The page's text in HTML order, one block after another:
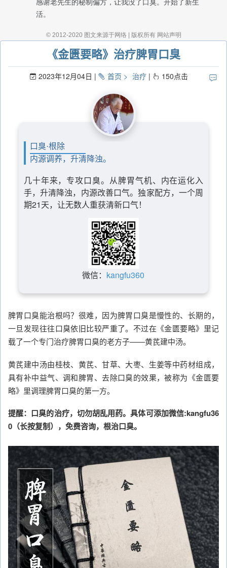
《金匮要略》治疗脾胃口臭
2023年12月04日 首页 治疗 150点击
口臭·根除
内源调养，升清降浊。
几十年来，专攻口臭。从脾胃气机、内在运化入
手，升清降浊，内源改善口气。独家配方，一个周
期21天，让无数人重获清新口气！
微信： kangfu360
脾胃口臭能治根吗？很难，因为脾胃口臭是慢性的、长期的，
一旦发现往往口臭依旧比较严重了。不过在《金匮要略》里记
载了一个专门治疗脾胃口臭的老方子——黄芪建中汤。
黄芪建中汤由桂枝、黄芪、甘草、大枣、生姜等中药材组成，
具有补中益气、调和脾胃、去除口臭的效果，被称为《金匮要
略》里调理脾胃口臭的第一方。
提醒：口臭的治疗，切勿胡乱用药。具体可添加微信:kangfu36
0（长按复制），免费咨询，根治口臭。